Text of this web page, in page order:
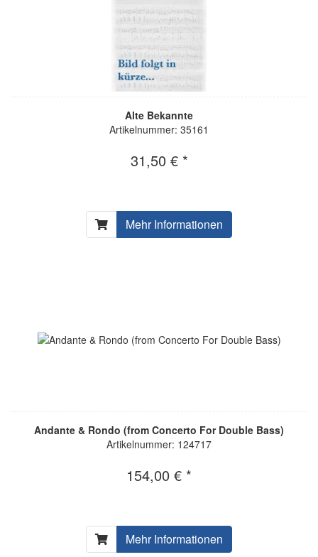
Alte Bekannte
Artikelnummer: 35161
31,50 € *
Mehr Informationen
Andante & Rondo (from Concerto For Double Bass)
Artikelnummer: 124717
154,00 € *
Mehr Informationen